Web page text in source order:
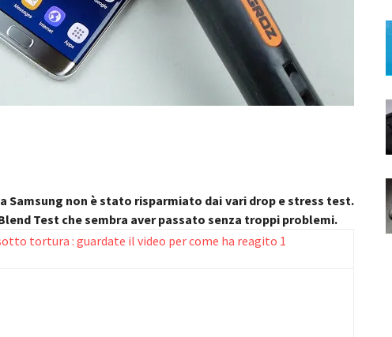
Samsung non è stato risparmiato dai vari drop e stress test.
Test che sembra aver passato senza troppi problemi.